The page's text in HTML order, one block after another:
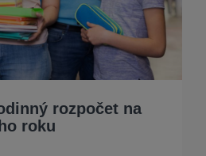
rozpočet na
roku